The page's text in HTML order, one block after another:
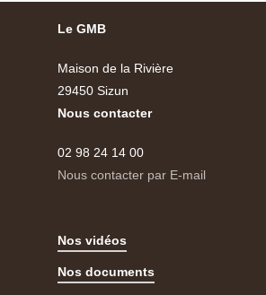
Le GMB
Maison de la Rivière
29450 Sizun
Nous contacter
02 98 24 14 00
Nous contacter par E-mail
Nos vidéos
Nos documents